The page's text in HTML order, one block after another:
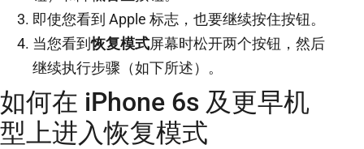
即使您看到 Apple 标志，也要继续按住按钮。
当您看到恢复模式屏幕时松开两个按钮，然后
继续执行步骤（如下所述）。
如何在 iPhone 6s 及更早机
型上进入恢复模式